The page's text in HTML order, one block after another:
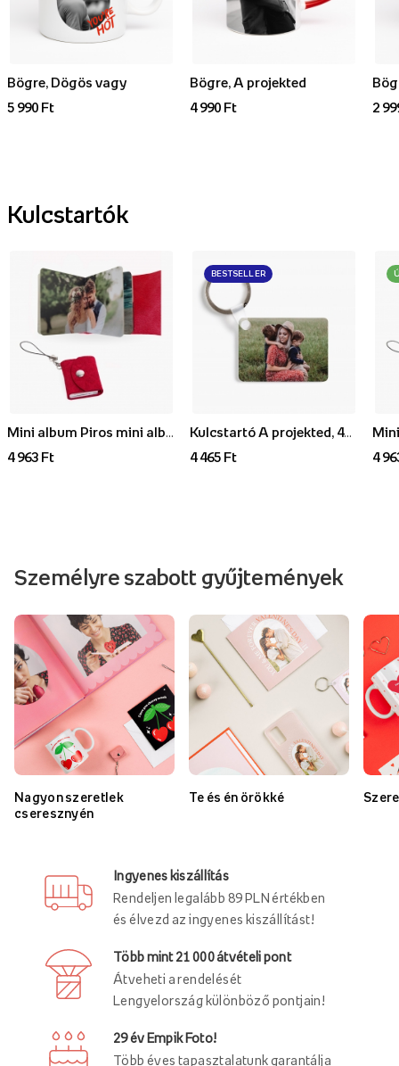
Bögre, Dögös vagy
5 990 Ft
Bögre, A projekted
4 990 Ft
2
Kulcstartók
4 963 Ft
BESTSELLER
Kulcstartó A projekted, 4x6 cm
4 465 Ft
4
Személyre szabott gyűjtemények
Nagyon szeretlek
cseresznyén
Te és én örökké
Ingyenes kiszállítás
Rendeljen legalább 89 PLN értékben
és élvezd az ingyenes kiszállítást!
Több mint 21 000 átvételi pont
Átveheti a rendelését
Lengyelország különböző pontjain!
29 év Empik Foto!
Több éves tapasztalatunk garantálja